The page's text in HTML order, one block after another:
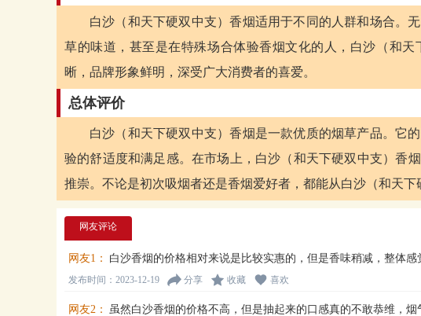
白沙（和天下硬双中支）香烟适用于不同的人群和场合。
草的味道，甚至是在特殊场合体验香烟文化的人，白沙（和
晰，品牌形象鲜明，深受广大消费者的喜爱。
总体评价
白沙（和天下硬双中支）香烟是一款优质的烟草产品。它
验的舒适度和满足感。在市场上，白沙（和天下硬双中支）香
推崇。不论是初次吸烟者还是香烟爱好者，都能从白沙（和天下
网友评论
网友1： 白沙香烟的价格相对来说是比较实惠的，但是香味稍减，整体感
发布时间：2023-12-19 分享 收藏 喜欢
网友2： 虽然白沙香烟的价格不高，但是抽起来的口感真的不敢恭维，烟